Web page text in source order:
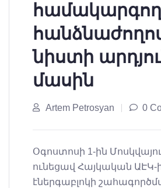
համակարգող
նիստի
մասին
Artem Petrosyan 0
Օգոստոսի 1-ին
ունեցավ Հայկական ԱԷԿ-
էներգաբլոկի